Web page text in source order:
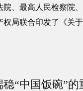
院、最高人民检察院
局联合印发了《关
、调动企业创新投入
“中国饭碗”的